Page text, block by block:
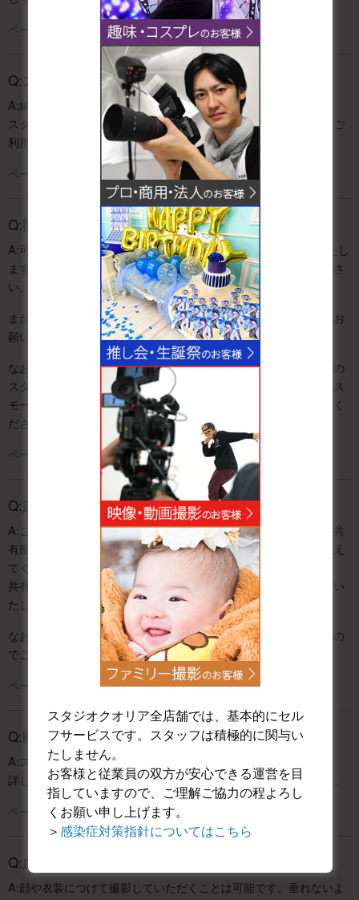
ページ上部へ戻る
Q:スタジオ内で靴を履いても良いですか?
A:綺麗に靴底を拭いていただければOKです。
スタジオ内に靴裏用のウェットティッシュを用意していますのでご
利用下さい。
ページ上部へ戻る
Q:照明や撮影用機材の持ち込みは可能ですか?
A:可能です。家庭用100V電源で賄えるレベルのものでお願いいたし
ます。電力消費が大きい機材については事前にお問い合わせくださ
い。
また、スタジオの床を傷つけないよう養生などしていただくようお
願いいたします。
なおスモークマシンに限り、火災報知器が反応するため使用不可の
スタジオがございます。新大阪店スクールスタジオについては、ス
モークマシンのお持ち込み、ご使用が不可となりますのでご了承く
ださい。
ページ上部へ戻る
Q:露出度の高い衣装は可能ですか?
A:ご利用スタジオ内であれば可能ですが、廊下やお手洗いなどの共
有部に出られる際はバスローブや上着を羽織って、肌の露出を控え
てください。
共有部には他のお客様もいらっしゃいますので、ご協力をお願いい
たします。
なお、アダルト系の撮影はスタジオ内であっても禁止となりますの
でご了承ください。
ページ上部へ戻る
Q:動画・踊ってみた・楽器演奏の撮影はできますか?
A:スタジオによってご利用可能範囲が異なります。
詳しくは動画撮影・楽器のお持ち込みについてをご確認ください。
ページ上部へ戻る
Q:血糊は使えますか?
A:顔や衣装につけて撮影していただくことは可能です。垂れないよ
スタジオクオリア全店舗では、基本的にセル
フサービスです。スタッフは積極的に関与い
たしません。
お客様と従業員の双方が安心できる運営を目
指していますので、ご理解ご協力の程よろし
くお願い申し上げます。
＞感染症対策指針についてはこちら